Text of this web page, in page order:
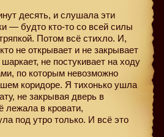
десять, и слушала эти
— будто кто-то со всей силы
Потом всё стихло. И,
не открывает и не закрывает
не постукивает на ходу
по которым невозможно
коридоре. Я тихонько ушла
не закрывая дверь в
лежала в кровати,
под утро только. И всё это